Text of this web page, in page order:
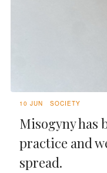
10 JUN SOCIETY
Misogyny has
practice and
spread.